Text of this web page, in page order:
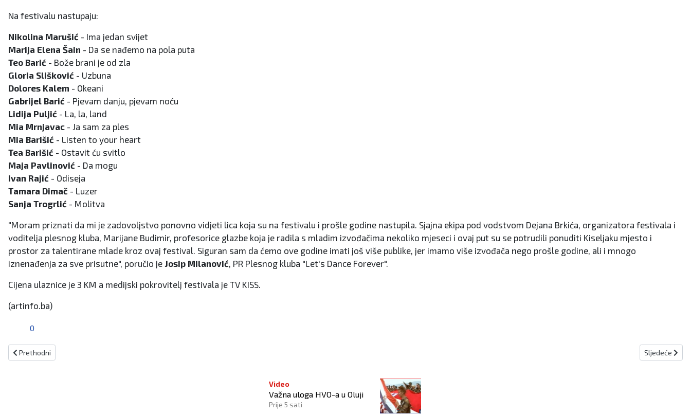
Na festivalu nastupaju:
Nikolina Marušić - Ima jedan svijet
Marija Elena Šain - Da se nađemo na pola puta
Teo Barić - Bože brani je od zla
Gloria Slišković - Uzbuna
Dolores Kalem - Okeani
Gabrijel Barić - Pjevam danju, pjevam noću
Lidija Puljić - La, la, land
Mia Mrnjavac - Ja sam za ples
Mia Barišić - Listen to your heart
Tea Barišić - Ostavit ću svitlo
Maja Pavlinović - Da mogu
Ivan Rajić - Odiseja
Tamara Dimač - Luzer
Sanja Trogrlić - Molitva
"Moram priznati da mi je zadovoljstvo ponovno vidjeti lica koja su na festivalu i prošle godine nastupila. Sjajna ekipa pod vodstvom Dejana Brkića, organizatora festivala i
voditelja plesnog kluba, Marijane Budimir, profesorice glazbe koja je radila s mladim izvođačima nekoliko mjeseci i ovaj put su se potrudili ponuditi Kiseljaku mjesto i
prostor za talentirane mlade kroz ovaj festival. Siguran sam da ćemo ove godine imati još više publike, jer imamo više izvođača nego prošle godine, ali i mnogo
iznenađenja za sve prisutne", poručio je Josip Milanović , PR Plesnog kluba "Let's Dance Forever".
Cijena ulaznice je 3 KM a medijski pokrovitelj festivala je TV KISS.
(artinfo.ba)
0
Prethodni članak: TRAVNIK: USKORO DAN OPĆINE
Prethodni Sljedeći članak:
Sljedeće
Video
Važna uloga HVO-a u Oluji
Prije 5 sati